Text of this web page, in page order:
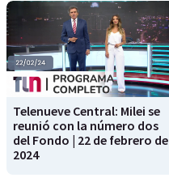
Telenueve Central: Milei se
reunió con la número dos
del Fondo | 22 de febrero de
2024